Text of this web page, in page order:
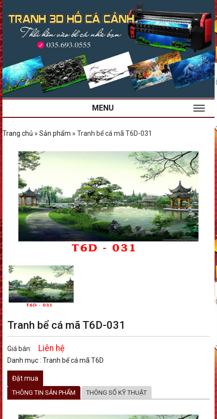
MENU
Trang chủ » Sản phẩm » Tranh bể cá mã T6D-031
Tranh bể cá mã T6D-031
Giá bán: Liên hệ
Danh mục : Tranh bể cá mã T6D
Đặt mua
THÔNG TIN SẢN PHẨM THÔNG SỐ KỸ THUẬT